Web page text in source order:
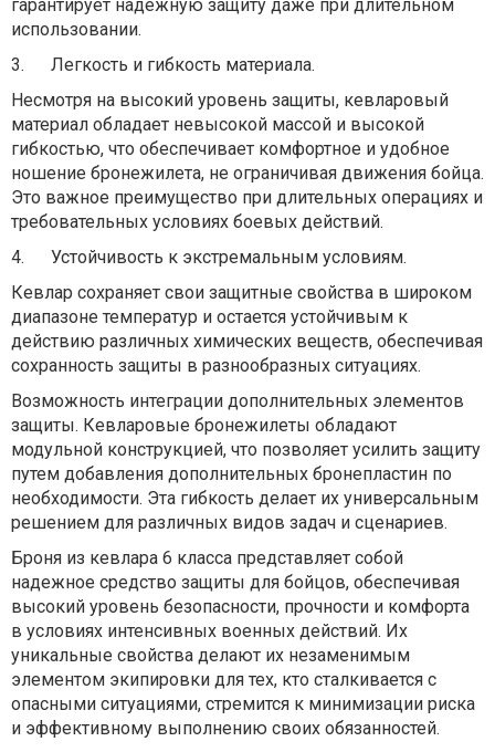
гарантирует надежную защиту даже при длительном
использовании.
3.
Легкость и гибкость материала.
Несмотря на высокий уровень защиты, кевларовый
материал обладает невысокой массой и высокой
гибкостью, что обеспечивает комфортное и удобное
ношение бронежилета, не ограничивая движения бойца.
Это важное преимущество при длительных операциях и
требовательных условиях боевых действий.
4.
Устойчивость к экстремальным условиям.
Кевлар сохраняет свои защитные свойства в широком
диапазоне температур и остается устойчивым к
действию различных химических веществ, обеспечивая
сохранность защиты в разнообразных ситуациях.
Возможность интеграции дополнительных элементов
защиты. Кевларовые бронежилеты обладают
модульной конструкцией, что позволяет усилить защиту
путем добавления дополнительных бронепластин по
необходимости. Эта гибкость делает их универсальным
решением для различных видов задач и сценариев.
Броня из кевлара 6 класса представляет собой
надежное средство защиты для бойцов, обеспечивая
высокий уровень безопасности, прочности и комфорта
в условиях интенсивных военных действий. Их
уникальные свойства делают их незаменимым
элементом экипировки для тех, кто сталкивается с
опасными ситуациями, стремится к минимизации риска
и эффективному выполнению своих обязанностей.